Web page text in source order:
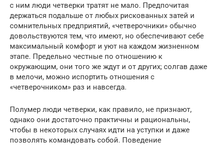
с ним люди четверки тратят не мало. Предпочитая
держаться подальше от любых рискованных затей и
сомнительных предприятий, «четверочники» обычно
довольствуются тем, что имеют, но обеспечивают себе
максимальный комфорт и уют на каждом жизненном
этапе. Предельно честные по отношению к
окружающим, они того же ждут и от других; солгав даже
в мелочи, можно испортить отношения с
«четверочником» раз и навсегда.
Полумер люди четверки, как правило, не признают,
однако они достаточно практичны и рациональны,
чтобы в некоторых случаях идти на уступки и даже
позволять командовать собой. Поведение